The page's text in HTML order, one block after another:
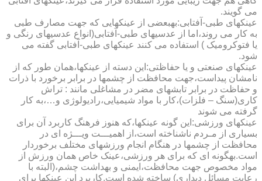
می گویند.
عینکهای طبی-آفتابی:به­بعضی از عینکهایی که جهت مصارف طبی
به کار می روند،اما از عدسیهای طبی-آفتابی(انواع عدسیهای رنگی و
یا فتوکرومیک ) استفاده می کنند عینکهای طبی-آفتابی گفته می
شود.
عینکهای صنعتی و یا حفاظتی:این دسته از عینکها،همان طور که از
نامشان پیداست،جهت محافظت از چشمها در برابر برخورد با ذرات
و حفاظت در برابر تابشهای مضر در مشاغلی مانند : تراش
کاری(سنگ – فلزات)،کار با مواد شیمیایی،رادیولوژی و…،به کار
گرفته می شوند
عینکهای ورزشی:این گونه عینکها،که هنوز فرهنگ کاربرد آن برای
بسیاری از مـردم ناشناخته است،از اهمیـــت ویـــژه ای در
محافظت از چشمها در هنگام انجام ورزشهای مختلف برخوردار
است.به­گونه ای که برای هر ورزشی،عینک خاص همان ورزش از
مواد مخصوص جهت محافظت،ایمنی و بهداشت چشم،(البته با
رعایت مسائل دیداری) ساخته شده است.کاربرد این عینکها برای